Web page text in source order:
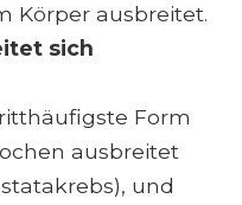
Körper ausbreitet.
sich
Form
ausbreitet
und